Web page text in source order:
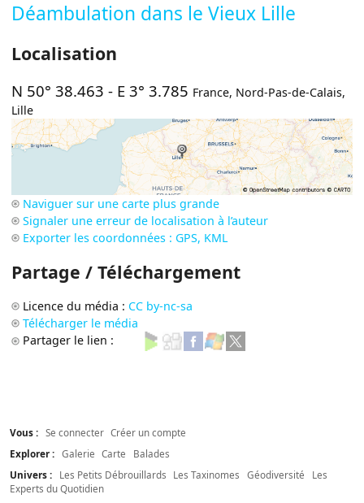
Déambulation dans le Vieux Lille
Localisation
N 50° 38.463 - E 3° 3.785 France, Nord-Pas-de-Calais,
Lille
Naviguer sur une carte plus grande
Signaler une erreur de localisation à l’auteur
Exporter les coordonnées : GPS, KML
Partage / Téléchargement
Licence du média : CC by-nc-sa
Télécharger le média
Partager le lien :
Vous : Se connecter Créer un compte
Explorer : Galerie Carte
Balades
Univers :
Les Petits Débrouillards Les Taxinomes Géodiversité
Les
Experts du Quotidien